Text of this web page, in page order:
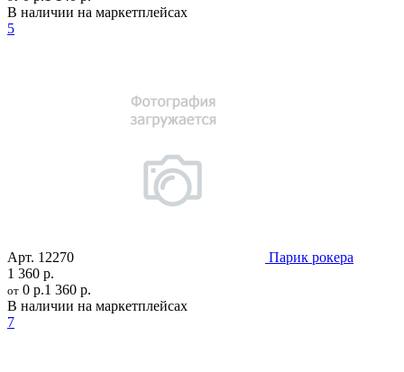
В наличии на маркетплейсах
5
Арт. 12270
Парик рокера
1 360 р.
от 0 р.1 360 р.
В наличии на маркетплейсах
7